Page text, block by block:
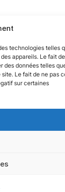
technologies telles
appareils. Le fait de
des données telles
Le fait de ne pas
sur certaines